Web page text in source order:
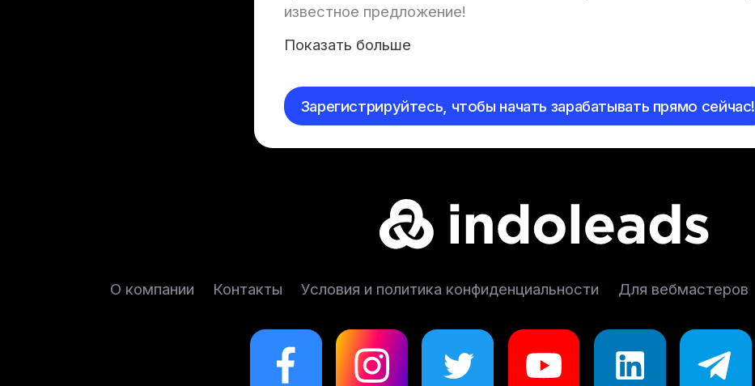
известное предложение!
Показать больше
Зарегистрируйтесь, чтобы начать зарабатывать прямо сейчас!
О компании Контакты Условия и политика конфиденциальности Для вебмастеров